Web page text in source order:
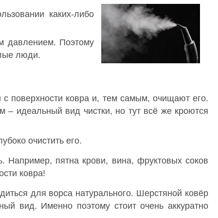
каких-либо
давлением. Поэтому
люди.
поверхности ковра и, тем самым, очищают его.
– идеальный вид чистки, но тут всё же кроются
очистить его.
Например, пятна крови, вина, фруктовых соков
ковра!
для ворса натурального. Шерстяной ковёр
вид. Именно поэтому стоит очень аккуратно